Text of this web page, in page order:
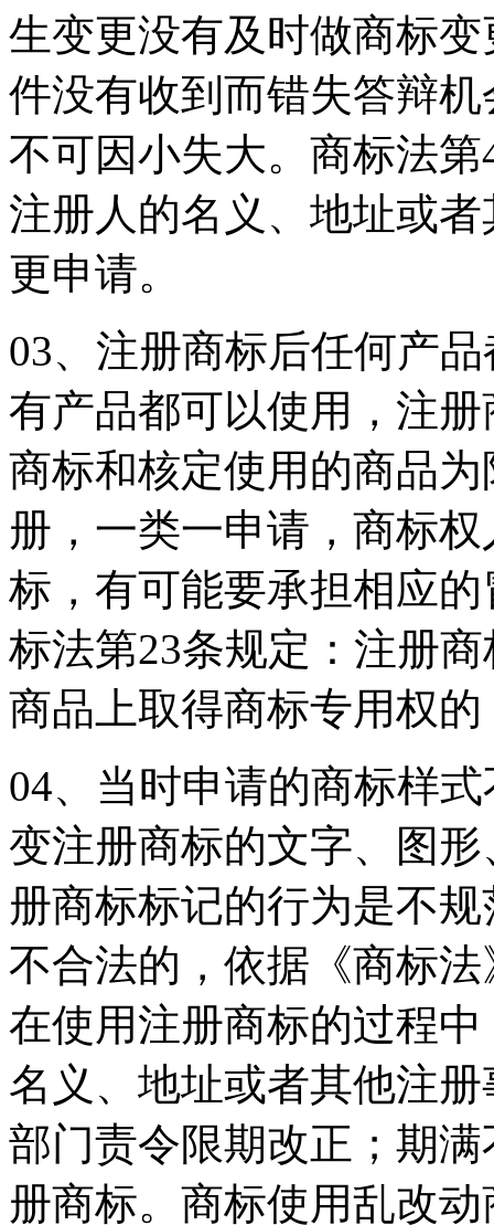
生变更没有及时做商标
件没有收到而错失答辩
不可因小失大。商标法
注册人的名义、地址或
更申请。
03、注册商标后任何产
有产品都可以使用，注
商标和核定使用的商品
册，一类一申请，商标
标，有可能要承担相应
标法第23条规定：注册
商品上取得商标专用权
04、当时申请的商标样
变注册商标的文字、图
册商标标记的行为是不
不合法的，依据《商标
在使用注册商标的过程
名义、地址或者其他注
部门责令限期改正；期
册商标。商标使用乱改